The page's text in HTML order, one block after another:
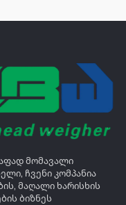
მომავალი
ჩვენი კომპანია
მაღალი ხარისხის
ბიზნეს